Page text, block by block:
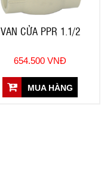
VAN CỬA PPR 1.1/2
654.500 VNĐ
MUA HÀNG